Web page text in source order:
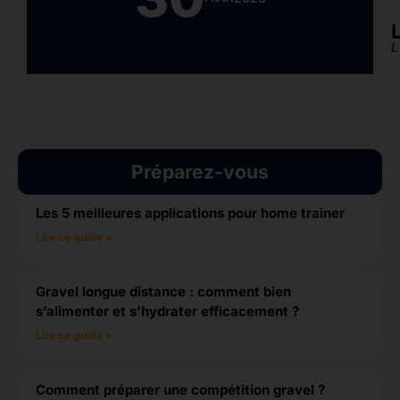
Préparez-vous
Les 5 meilleures applications pour home trainer
Lire ce guide »
Gravel longue distance : comment bien
s’alimenter et s’hydrater efficacement ?
Lire ce guide »
Comment préparer une compétition gravel ?